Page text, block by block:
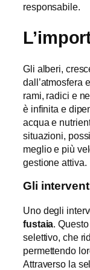
responsabile.
Gli alberi,
dall’atmosfera
rami, radici e
è infinita e
acqua e
situazioni,
meglio e più
gestione attiva.
Gli
Uno degli
fustaia .
selettivo, che
permettendo
Attraverso la